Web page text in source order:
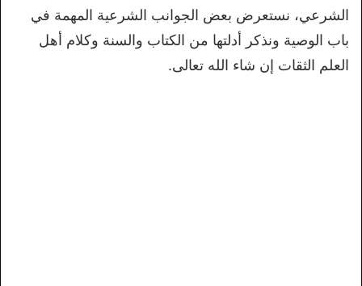
الشرعي، نستعرض بعض الجوانب الشرعية المهمة في
باب الوصية ونذكر أدلتها من الكتاب والسنة وكلام أهل
العلم الثقات إن شاء الله تعالى.